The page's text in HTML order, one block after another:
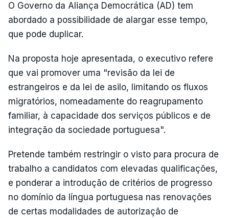
O Governo da Aliança Democrática (AD) tem
abordado a possibilidade de alargar esse tempo,
que pode duplicar.
Na proposta hoje apresentada, o executivo refere
que vai promover uma "revisão da lei de
estrangeiros e da lei de asilo, limitando os fluxos
migrató­rios, nomeadamente do reagrupamento
familiar, à capacidade dos serviços públicos e de
integração da sociedade portuguesa".
Pretende também restringir o visto para procura de
trabalho a candidatos com elevadas qualificações,
e ponderar a introdução de critérios de progresso
no domínio da língua portuguesa nas renovações
de certas modalidades de autorização de